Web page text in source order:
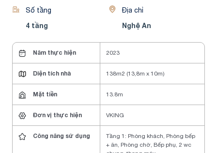
Số tầng
4 tầng
Địa chỉ
Nghệ An
Năm thực hiện 2023
Diện tích nhà 138m2 (13,8m x 10m)
Mặt tiền 13.8m
Đơn vị thực hiện VKING
Công năng sử dụng
Tầng 1: Phòng khách, Phòng bếp
+ ăn, Phòng chờ, Bếp phụ, 2 wc